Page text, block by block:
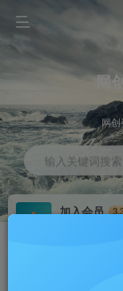
网
网
输入关键词搜索
加入会员